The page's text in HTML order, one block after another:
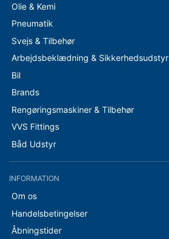
Olie & Kemi
Pneumatik
Svejs & Tilbehør
Arbejdsbeklædning & Sikkerhedsudstyr
Bil
Brands
Rengøringsmaskiner & Tilbehør
VVS Fittings
Båd Udstyr
INFORMATION
Om os
Handelsbetingelser
Åbningstider